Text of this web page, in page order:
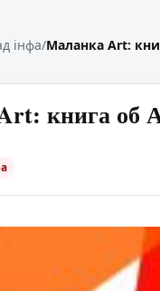
інфа/Маланка Art:
книга об